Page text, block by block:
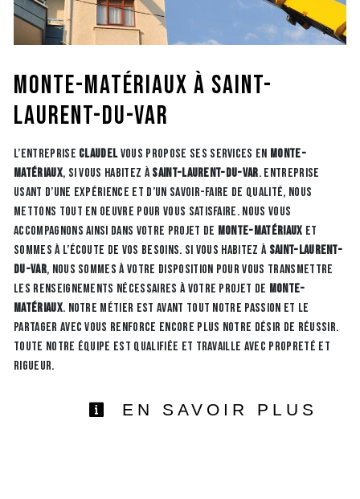
monte-matériaux à Saint-
Laurent-du-Var
L’entreprise CLAUDELvous propose ses services en monte-
matériaux, si vous habitez àSaint-Laurent-du-Var. Entreprise
usant d’une expérience et d’un savoir-faire de qualité, nous
mettons tout en oeuvre pour vous satisfaire. Nous vous
accompagnons ainsi dans votre projet de monte-matériaux et
sommes à l’écoute de vos besoins. Si vous habitez à Saint-Laurent-
du-Var, nous sommes à votre disposition pour vous transmettre
les renseignements nécessaires à votre projet de monte-
matériaux. Notre métier est avant tout notre passion et le
partager avec vous renforce encore plus notre désir de réussir.
Toute notre équipe est qualifiée et travaille avec propreté et
rigueur.
EN SAVOIR PLUS